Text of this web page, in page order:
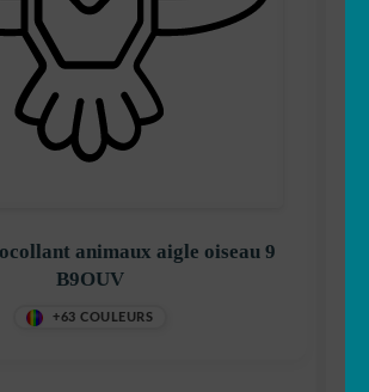
animaux aigle oiseau 9
B9OUV
+63 COULEURS